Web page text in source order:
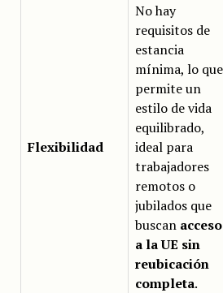
Flexibilidad
No hay
requisitos de
estancia
mínima, lo que
permite un
estilo de vida
equilibrado,
ideal para
trabajadores
remotos o
jubilados que
buscan acceso
a la UE sin
reubicación
completa.